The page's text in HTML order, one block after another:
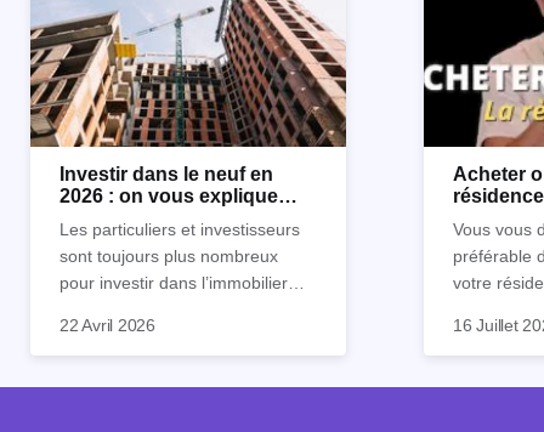
Investir dans le neuf en
2026 : on vous explique
Les particuliers et investisseurs
sont toujours plus nombreux
pour investir dans l’immobilier
nombreux avantages à choisir ce
expliquons tout dans cet article.
22 Avril 2026
Acheter
Vous vous
préférable
votre
pour
la règle
fenêtres"
16 Juillet